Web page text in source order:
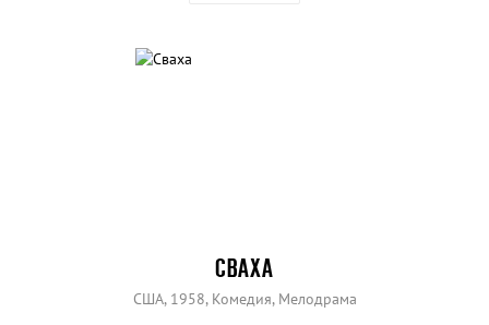
СВАХА
США, 1958, Комедия, Мелодрама